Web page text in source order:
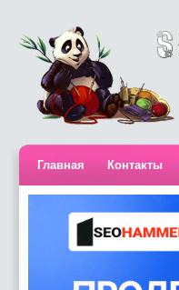
Главная Контакты